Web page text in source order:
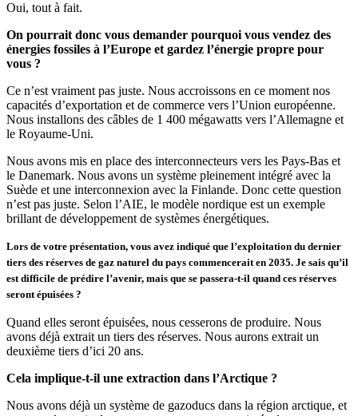
Oui, tout à fait.
On pourrait donc vous demander pourquoi vous vendez des
énergies fossiles à l’Europe et gardez l’énergie propre pour
vous ?
Ce n’est vraiment pas juste. Nous accroissons en ce moment nos
capacités d’exportation et de commerce vers l’Union européenne.
Nous installons des câbles de 1 400 mégawatts vers l’Allemagne et
le Royaume-Uni.
Nous avons mis en place des interconnecteurs vers les Pays-Bas et
le Danemark. Nous avons un système pleinement intégré avec la
Suède et une interconnexion avec la Finlande. Donc cette question
n’est pas juste. Selon l’AIE, le modèle nordique est un exemple
brillant de développement de systèmes énergétiques.
Lors de votre présentation, vous avez indiqué que l’exploitation du dernier
tiers des réserves de gaz naturel du pays commencerait en 2035. Je sais qu’il
est difficile de prédire l’avenir, mais que se passera-t-il quand ces réserves
seront épuisées ?
Quand elles seront épuisées, nous cesserons de produire. Nous
avons déjà extrait un tiers des réserves. Nous aurons extrait un
deuxième tiers d’ici 20 ans.
Cela implique-t-il une extraction dans l’Arctique ?
Nous avons déjà un système de gazoducs dans la région arctique, et